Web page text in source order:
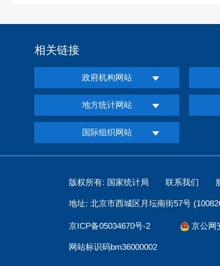
相关链接
政府机构网站
地方统计网站
国际组织网站
版权所有: 国家统计局 联系我们
地址: 北京市西城区月坛南街57号
京ICP备05034670号-2 京公网
网站标识码bm36000002